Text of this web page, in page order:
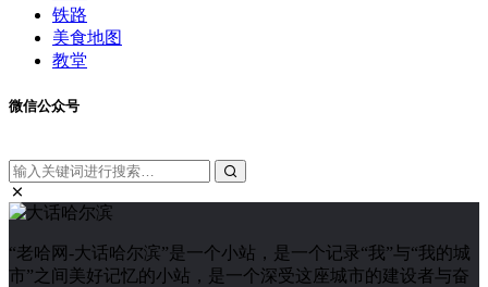
铁路
美食地图
教堂
微信公众号
“老哈网-大话哈尔滨”是一个小站，是一个记录“我”与“我的城
市”之间美好记忆的小站，是一个深受这座城市的建设者与奋